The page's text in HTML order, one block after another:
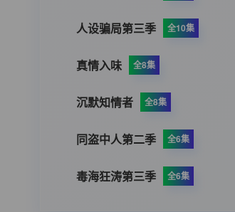
人设骗局第三季 全10集
真情入味 全8集
沉默知情者 全8集
同盗中人第二季 全6集
毒海狂涛第三季 全6集